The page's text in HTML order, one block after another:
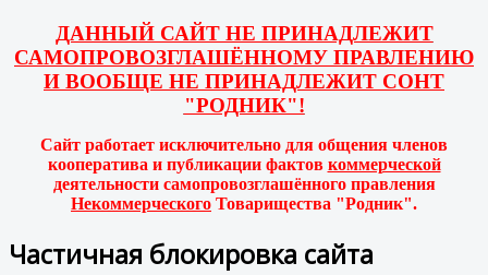
ДАННЫЙ САЙТ НЕ ПРИНАДЛЕЖИТ
САМОПРОВОЗГЛАШЁННОМУ ПРАВЛЕНИЮ
И ВООБЩЕ НЕ ПРИНАДЛЕЖИТ СОНТ
"РОДНИК"!
Сайт работает исключительно для общения членов
кооператива и публикации фактов коммерческой
деятельности самопровозглашённого правления
Некоммерческого Товарищества "Родник".
Частичная блокировка сайта